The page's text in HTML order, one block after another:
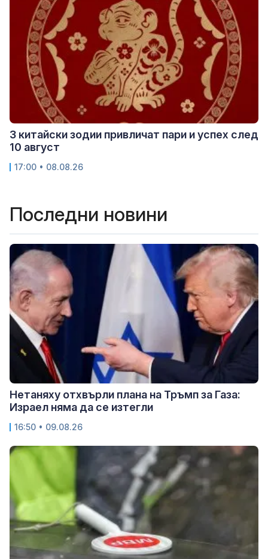
3 китайски зодии привличат пари и успех след
10 август
17:00 • 08.08.26
Последни новини
Нетаняху отхвърли плана на Тръмп за Газа:
Израел няма да се изтегли
16:50 • 09.08.26